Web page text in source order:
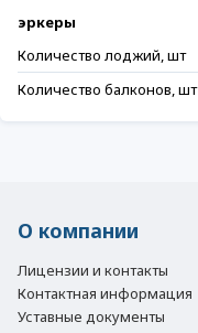
эркеры
Количество лоджий, шт
Количество балконов, шт
О компании
Лицензии и контакты
Контактная информация
Уставные документы